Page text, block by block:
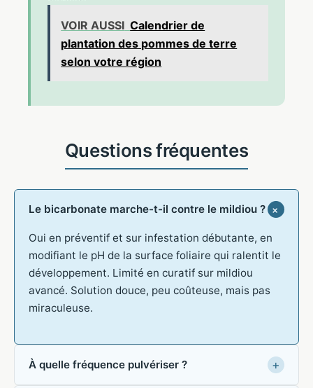
VOIR AUSSI Calendrier de
plantation des pommes de terre
selon votre région
Le bicarbonate marche-t-il contre le mildiou ?
Oui en préventif et sur infestation débutante, en
modifiant le pH de la surface foliaire qui ralentit le
développement. Limité en curatif sur mildiou
avancé. Solution douce, peu coûteuse, mais pas
miraculeuse.
À quelle fréquence pulvériser ?